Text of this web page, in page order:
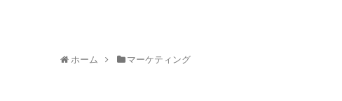
ホーム マーケティング